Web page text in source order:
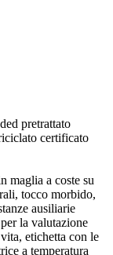
pretrattato
certificato
maglia a coste su
tocco morbido,
ausiliarie
la valutazione
etichetta con le
a temperatura